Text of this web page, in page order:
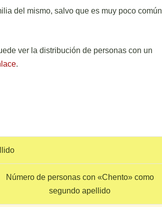
del mismo, salvo que es muy poco común
ver la distribución de personas con un
.
Número de personas con «Chento» como
segundo apellido